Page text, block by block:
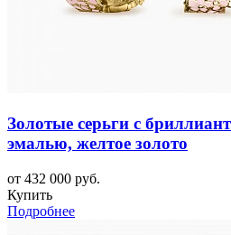
Золотые серьги с
эмалью, желтое золото
от 432 000 руб.
Купить
Подробнее